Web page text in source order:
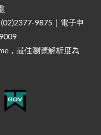
9875｜電子申
，最佳瀏覽解析度為